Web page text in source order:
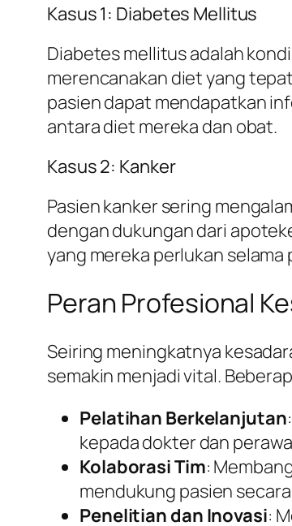
Kasus 1: Diabetes Mellitus
Diabetes mellitus adalah
merencanakan diet yang
pasien dapat mendapatkan
antara diet mereka dan obat.
Kasus 2: Kanker
Pasien kanker sering
dengan dukungan dari
yang mereka perlukan selama
Peran Profesional
Seiring meningkatnya
semakin menjadi vital.
Pelatihan Berkelanjutan
kepada dokter dan
Kolaborasi Tim:
mendukung pasien
Penelitian dan Inovasi: